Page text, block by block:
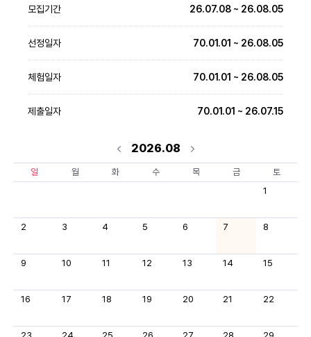
모집기간 26.07.08 ~ 26.08.05
선정일자 70.01.01 ~ 26.08.05
체험일자 70.01.01 ~ 26.08.05
제출일자 70.01.01 ~ 26.07.15
2026.08
일 월 화 수 목 금
토
1
2 3 4 5 6 7 8
9 10 11 12 13 14 15
16 17 18 19 20 21 22